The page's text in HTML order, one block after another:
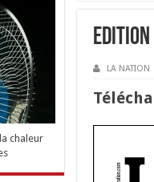
Edition
LA NATION
chaleur